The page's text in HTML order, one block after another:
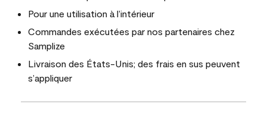
Pour une utilisation à l’intérieur
Commandes exécutées par nos partenaires chez
Samplize
Livraison des États-Unis; des frais en sus peuvent
s’appliquer